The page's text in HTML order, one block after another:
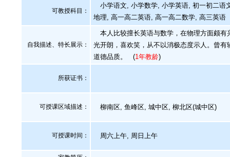
可教授科目：
小学语文, 小学数学, 小学英语, 初一初二语
地理, 高一高二英语, 高一高二数学, 高三英语
自我描述、特长展示 ：
本人比较擅长英语与数学，在物理方面颇有
光开朗，喜欢笑，从不以消极态度示人。曾
道德品质。
(1年教龄)
所获证书 ：
可授课区域描述： 柳南区, 鱼峰区, 城中区, 柳北区(城中区)
可授课时间： 周六上午, 周日上午